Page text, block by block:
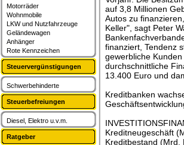
auf 3,8 Millionen
Autos zu
Keller", sagt Peter
finanziert, Tendenz
gewerbliche
durchschnittliche
13.400 Euro und
Kreditbanken
Kreditneugeschäft
Kreditbestand (Mrd.
Motorräder
Wohnmobile
LKW und Nutzfahrzeuge
Geländewagen
Anhänger
Rote Kennzeichen
Steuervergünstigungen
Schwerbehinderte
Steuerbefreiungen
Diesel, Elektro u.v.m.
Ratgeber